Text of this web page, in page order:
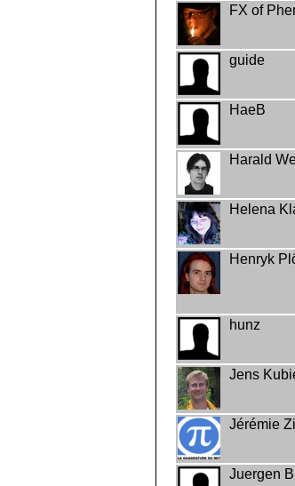
FX of
guide
HaeB
Harald
Helena
Henryk
hunz
Jens
Jérémie
Juergen